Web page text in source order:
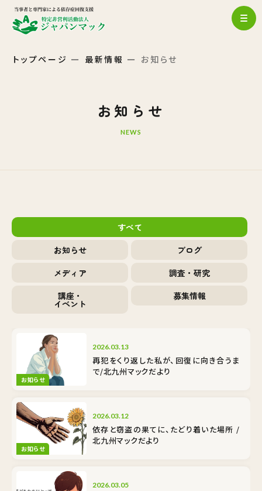
トップページ 最新情報 お知らせ
お知らせ
NEWS
すべて
お知らせ
ブログ
メディア
調査・研究
講座・
イベント
募集情報
お知らせ
2026.03.13
再犯をくり返した私が、回復に向き合うま
で/北九州マックだより
お知らせ
2026.03.12
依存と窃盗の果てに、たどり着いた場所 /
北九州マックだより
2026.03.05